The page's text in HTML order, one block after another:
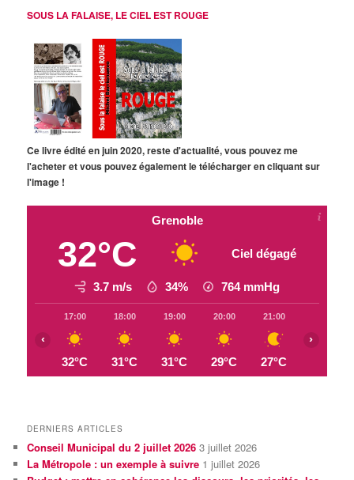
SOUS LA FALAISE, LE CIEL EST ROUGE
Ce livre édité en juin 2020, reste d'actualité, vous pouvez me
l'acheter et vous pouvez également le télécharger en cliquant sur
l'image !
Grenoble
32°C Ciel dégagé
3.7 m/s 34% 764 mmHg
17:00
32°C
18:00
31°C
19:00
31°C
20:00
29°C
21:00
27°C
‹ ›
DERNIERS ARTICLES
Conseil Municipal du 2 juillet 2026 3 juillet 2026
La Métropole : un exemple à suivre 1 juillet 2026